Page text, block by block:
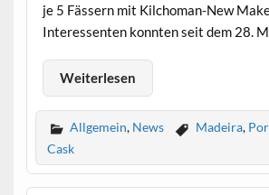
je 5 Fässern mit Kilchoman-New
Interessenten konnten seit dem 28.
Weiterlesen
Allgemein, News Madeira,
Cask